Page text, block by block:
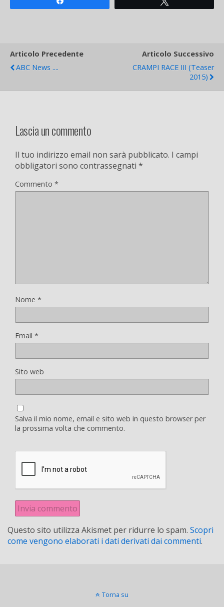
Articolo Precedente
ABC News ....
Articolo Successivo
CRAMPI RACE III (teaser
2015)
Lascia un commento
Il tuo indirizzo email non sarà pubblicato. I campi
obbligatori sono contrassegnati *
Commento *
Nome *
Email *
Sito web
Salva il mio nome, email e sito web in questo browser per
la prossima volta che commento.
Questo sito utilizza Akismet per ridurre lo spam. Scopri
come vengono elaborati i dati derivati dai commenti.
Torna su